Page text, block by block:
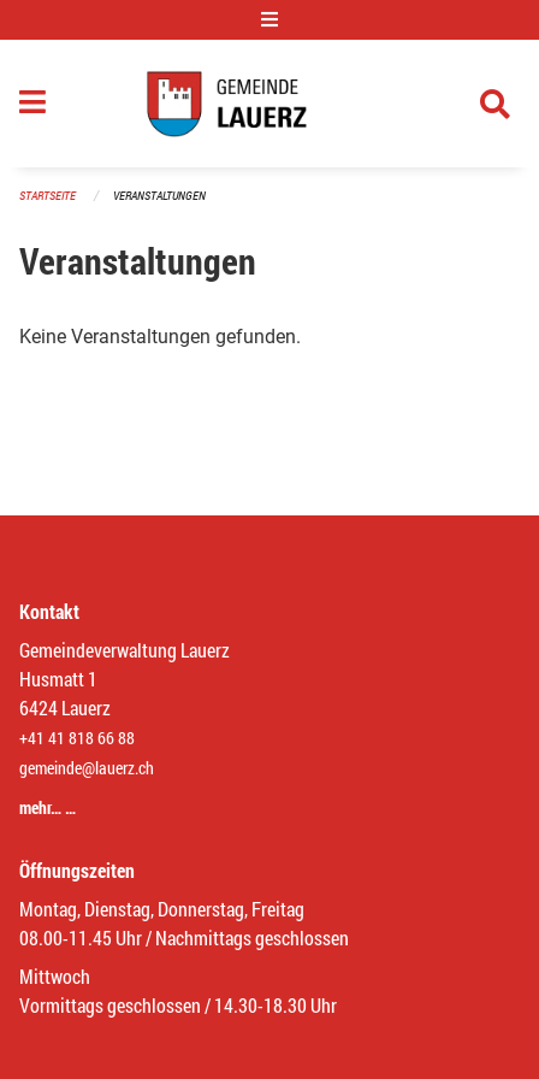
STARTSEITE VERANSTALTUNGEN
Veranstaltungen
Keine Veranstaltungen gefunden.
Kontakt
Gemeindeverwaltung Lauerz
Husmatt 1
6424 Lauerz
+41 41 818 66 88
gemeinde@lauerz.ch
mehr… …
Öffnungszeiten
Montag, Dienstag, Donnerstag, Freitag
08.00-11.45 Uhr / Nachmittags geschlossen
Mittwoch
Vormittags geschlossen / 14.30-18.30 Uhr